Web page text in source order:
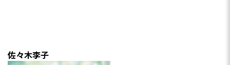
佐々木李子